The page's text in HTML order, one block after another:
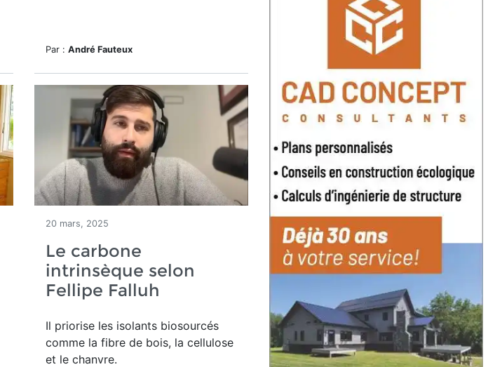
Par : André Fauteux
20 mars, 2025
Le carbone
intrinsèque selon
Fellipe Falluh
Il priorise les isolants biosourcés
comme la fibre de bois, la cellulose
et le chanvre.